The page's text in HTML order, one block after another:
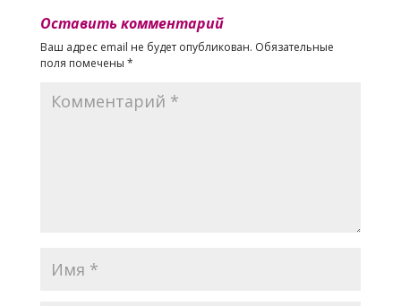
Оставить комментарий
Ваш адрес email не будет опубликован. Обязательные
поля помечены *